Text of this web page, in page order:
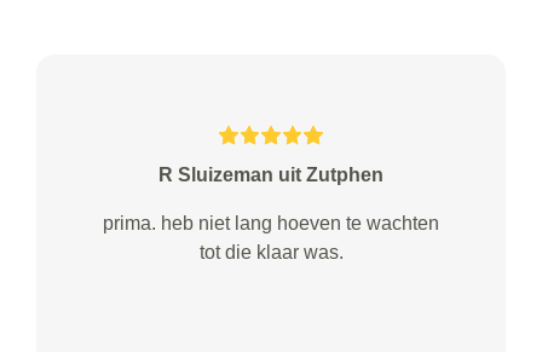
R Sluizeman uit Zutphen
prima. heb niet lang hoeven te wachten
tot die klaar was.